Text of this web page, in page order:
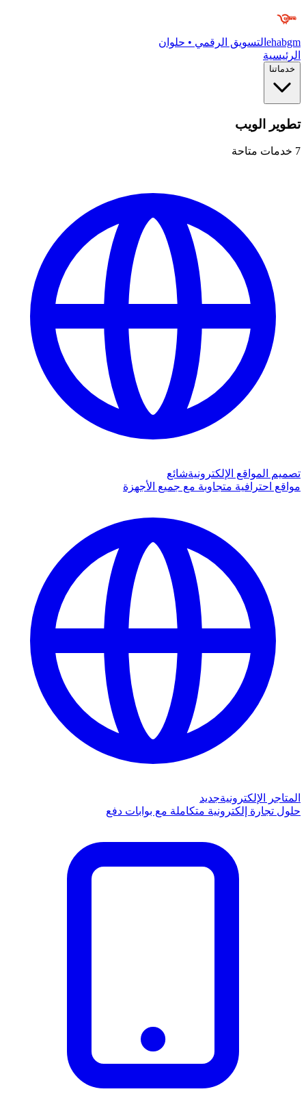
ehabgm التسويق الرقمي • حلوان
الرئيسية
خدماتنا
تطوير الويب
7 خدمات متاحة
تصميم المواقع الإلكترونيةشائع
مواقع احترافية متجاوبة مع جميع الأجهزة
المتاجر الإلكترونيةجديد
حلول تجارة إلكترونية متكاملة مع بوابات دفع